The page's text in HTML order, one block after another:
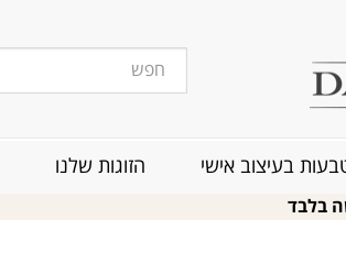
בעיצוב אישי הזוגות שלנו
בלבד